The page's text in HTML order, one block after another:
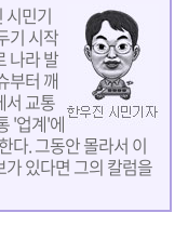
시민기
기 시작
나라 발
부터 깨
서 교통
'업계'에
다. 그동안 몰라서 이
있다면 그의 칼럼을